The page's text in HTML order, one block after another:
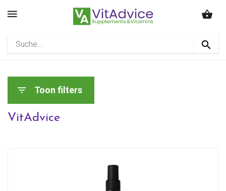
Toon filters
VitAdvice